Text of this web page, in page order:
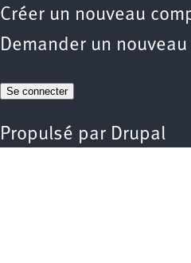
Créer un nouveau
Demander un
Propulsé par Drupal